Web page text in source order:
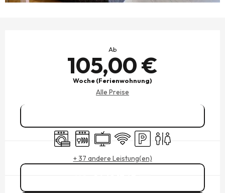
Ab
105,00 €
Woche (Ferienwohnung)
Alle Preise
Waschmaschine
Geschirrspülmaschine
Fernsehen
Wi-Fi ParkplatzToiletten
+ 37 andere Leistung(en)